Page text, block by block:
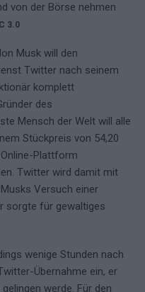
3.0
Musk will den
Twitter nach seinem
komplett
des
Mensch der Welt will alle
Stückpreis von 54,20
Plattform
Twitter wird damit mit
Versuch einer
sorgte für gewaltiges
wenige Stunden nach
Übernahme ein, er
werde. Für den